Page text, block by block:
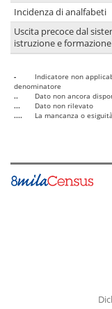
Incidenza di analfabeti
Uscita precoce dal
istruzione e formazione
-
Indicatore non
denominatore
..
Dato non ancora
...
Dato non rilevato
....
La mancanza o